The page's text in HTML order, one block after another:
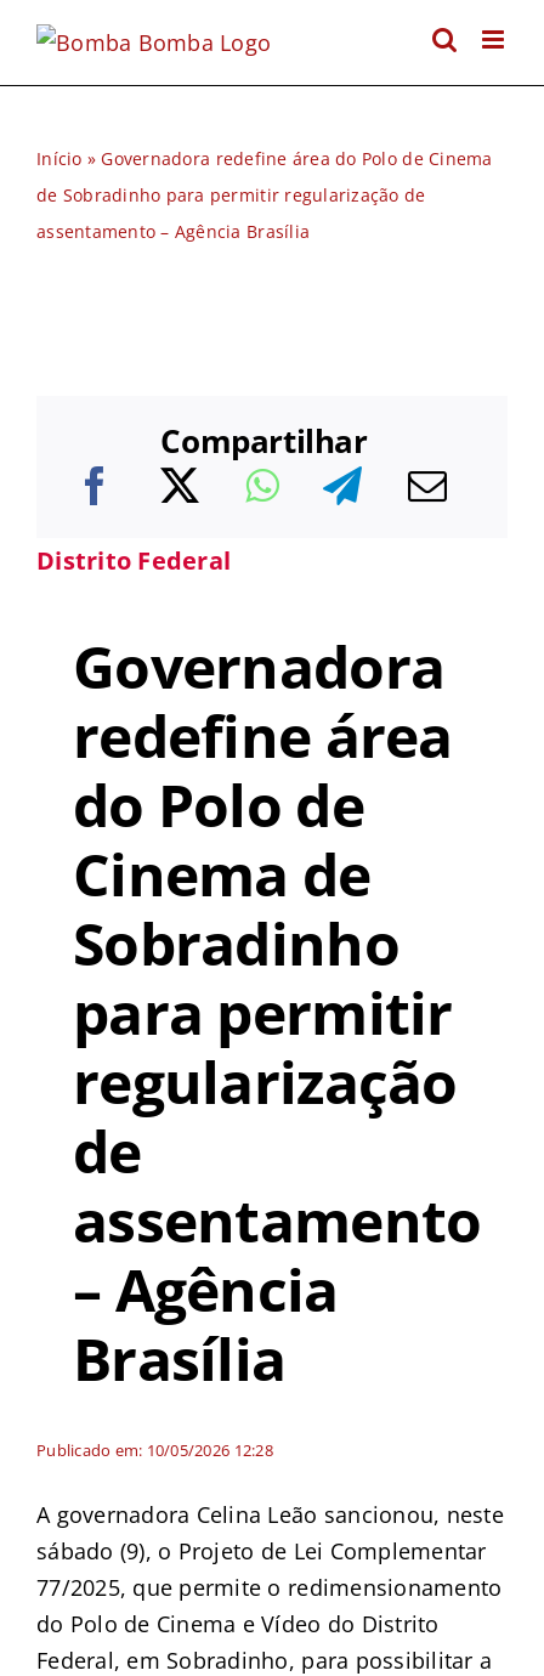
para
o
Início » Governadora redefine área do Polo de Cinema
de Sobradinho para permitir regularização de
assentamento – Agência Brasília
Compartilhar
Distrito Federal
Governadora
redefine área
do Polo de
Cinema de
Sobradinho
para permitir
regularização
de
assentamento
– Agência
Brasília
Publicado em: 10/05/2026 12:28
A governadora Celina Leão sancionou, neste
sábado (9), o Projeto de Lei Complementar
77/2025, que permite o redimensionamento
do Polo de Cinema e Vídeo do Distrito
Federal, em Sobradinho, para possibilitar a